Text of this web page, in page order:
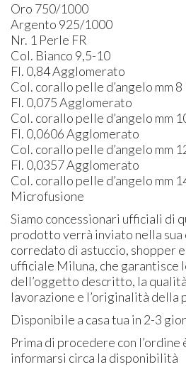
Oro 750/1000
Argento 925/1000
Nr. 1 Perle FR
Col. Bianco 9,5-10
Fl. 0,84 Agglomerato
Col. corallo pelle d’angelo mm 8
Fl. 0,075 Agglomerato
Col. corallo pelle d’angelo mm
Fl. 0,0606 Agglomerato
Col. corallo pelle d’angelo mm
Fl. 0,0357 Agglomerato
Col. corallo pelle d’angelo mm
Microfusione
Siamo concessionari ufficiali di
prodotto verrà inviato nella
corredato di astuccio, shopper
ufficiale Miluna, che garantisce
dell’oggetto descritto, la
lavorazione e l’originalità della
Disponibile a casa tua in 2-3
Prima di procedere con
informarsi circa la disponibilità